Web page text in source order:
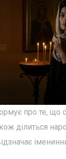
про те, що
ділиться